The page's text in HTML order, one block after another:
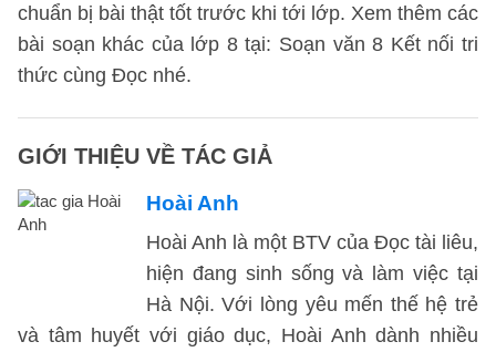
chuẩn bị bài thật tốt trước khi tới lớp. Xem thêm các
bài soạn khác của lớp 8 tại: Soạn văn 8 Kết nối tri
thức cùng Đọc nhé.
GIỚI THIỆU VỀ TÁC GIẢ
Hoài Anh
Hoài Anh là một BTV của Đọc tài liêu,
hiện đang sinh sống và làm việc tại
Hà Nội. Với lòng yêu mến thế hệ trẻ
và tâm huyết với giáo dục, Hoài Anh dành nhiều